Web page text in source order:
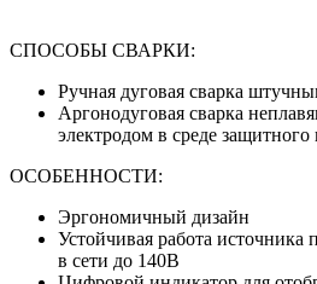
СПОСОБЫ СВАРКИ:
Ручная дуговая сварка
Аргонодуговая сварка
электродом в среде защитного
ОСОБЕННОСТИ:
Эргономичный дизайн
Устойчивая работа
в сети до 140В